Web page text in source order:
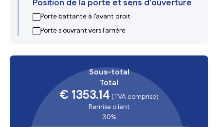
Position de la porte et sens d'ouverture
Porte battante à l'avant droit
Porte s'ouvrant vers l'arrière
Sous-total
Total
€ 1353.14 (TVA comprise)
Remise client
30%